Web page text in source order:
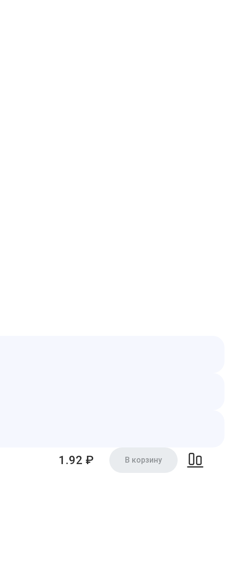
1.92 ₽ В корзину